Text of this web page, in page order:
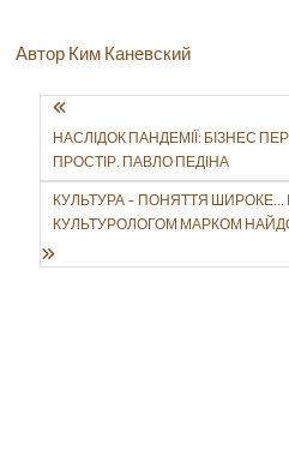
Автор Ким Каневский
НАСЛІДОК ПАНДЕМІЇ: БІЗНЕС
ПРОСТІР. ПАВЛО ПЕДІНА
КУЛЬТУРА – ПОНЯТТЯ ШИРОКЕ…
КУЛЬТУРОЛОГОМ МАРКОМ